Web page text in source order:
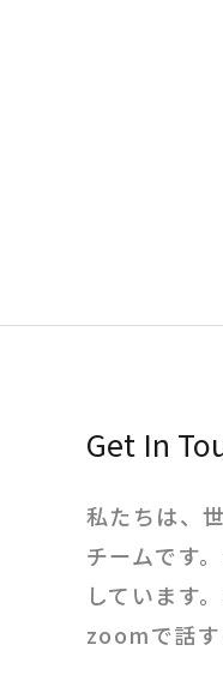
Get In
私たちは、
チームです
しています
zoomで話す